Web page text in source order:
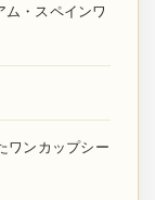
・スペインワ
ワンカップシー